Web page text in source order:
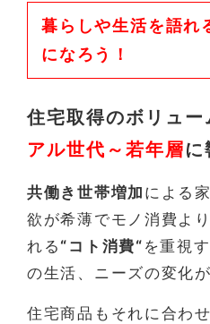
暮らしや生活を語れ
になろう！
住宅取得のボリュー
アル世代～若年層に
共働き世帯増加 による
欲が希薄でモノ消費よ
れる “コト消費“ を重視
の生活、ニーズの変化
住宅商品もそれに合わ